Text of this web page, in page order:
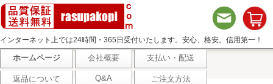
インターネット上では24時間・365日受付いたします。安心、格安。信用第一！
ホームページ 会社概要 支払い・配送
返品について Q&A ご注文方法